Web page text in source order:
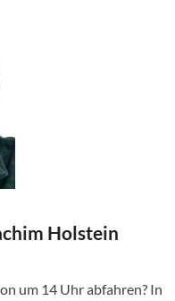
Holstein
um 14 Uhr abfahren? In